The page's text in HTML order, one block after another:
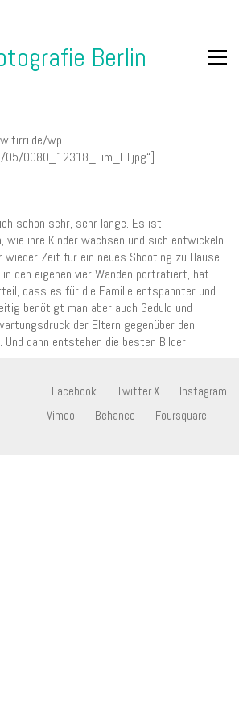
Berlin
wp-
0080_12318_Lim_LT.jpg“]
schon sehr, sehr lange. Es ist
wie ihre Kinder wachsen und sich entwickeln.
Zeit für ein neues Shooting zu Hause.
in den eigenen vier Wänden porträtiert, hat
dass es für die Familie entspannter und
benötigt man aber auch Geduld und
der Eltern gegenüber den
Und dann entstehen die besten Bilder.
Facebook Twitter X
Instagram
Vimeo
Behance Foursquare